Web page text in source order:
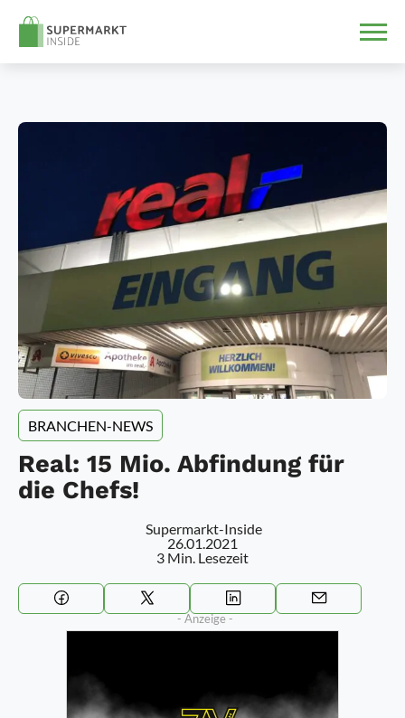
BRANCHEN-NEWS
Real: 15 Mio. Abfindung für
die Chefs!
Supermarkt-Inside
26.01.2021
3 Min. Lesezeit